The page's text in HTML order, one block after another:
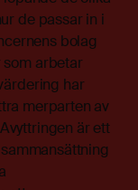
de passar in i
bolag
som arbetar
har
merparten av
är ett